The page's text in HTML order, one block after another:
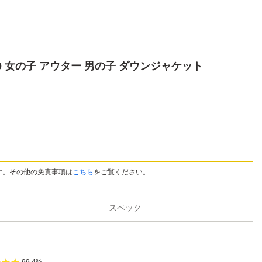
の子 アウター 男の子 ダウンジャケット
その他の免責事項はこちら をご覧ください。
スペック